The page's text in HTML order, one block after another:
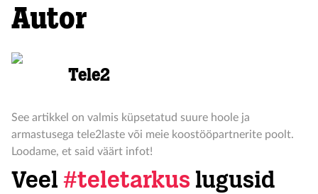
Autor
Tele2
See artikkel on valmis küpsetatud suure hoole ja
armastusega tele2laste või meie koostööpartnerite poolt.
Loodame, et said väärt infot!
Veel #teletarkus lugusid